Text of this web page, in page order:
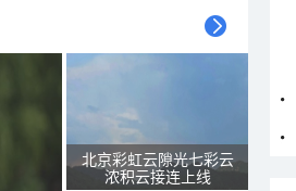
北京彩虹云隙光七彩云
浓积云接连上线